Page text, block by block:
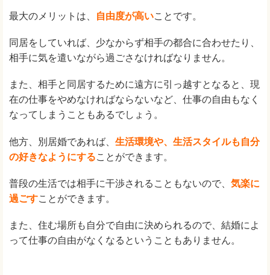
最大のメリットは、 自由度が高いことです。
同居をしていれば、少なからず相手の都合に合わせたり、
相手に気を遣いながら過ごさなければなりません。
また、相手と同居するために遠方に引っ越すとなると、現
在の仕事をやめなければならないなど、仕事の自由もなく
なってしまうこともあるでしょう。
他方、別居婚であれば、 生活環境や、生活スタイルも自分
の好きなようにすることができます。
普段の生活では相手に干渉されることもないので、 気楽に
過ごすことができます。
また、住む場所も自分で自由に決められるので、結婚によ
って仕事の自由がなくなるということもありません。